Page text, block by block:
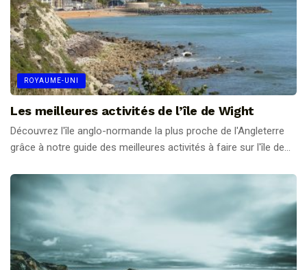
ROYAUME-UNI
Les meilleures activités de l’île de Wight
Découvrez l'île anglo-normande la plus proche de l'Angleterre
grâce à notre guide des meilleures activités à faire sur l'île de...